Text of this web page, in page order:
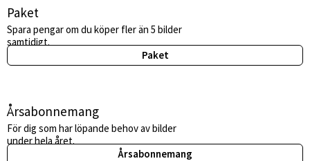
Paket
Spara pengar om du köper fler än 5 bilder
samtidigt.
Paket
Årsabonnemang
För dig som har löpande behov av bilder
under hela året.
Årsabonnemang